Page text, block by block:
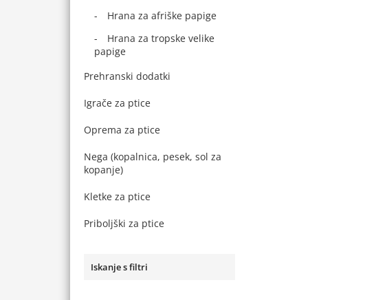
Hrana za afriške papige
Hrana za tropske velike
papige
Prehranski dodatki
Igrače za ptice
Oprema za ptice
Nega (kopalnica, pesek, sol za
kopanje)
Kletke za ptice
Priboljški za ptice
Iskanje s filtri